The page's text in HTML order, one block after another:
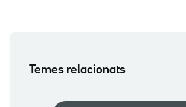
Temes relacionats